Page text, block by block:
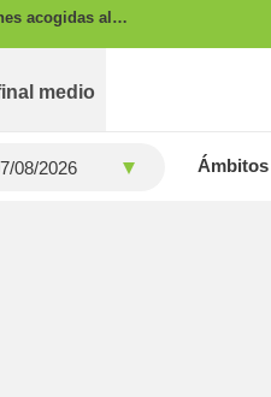
acogidas al…
medio
Ámbitos